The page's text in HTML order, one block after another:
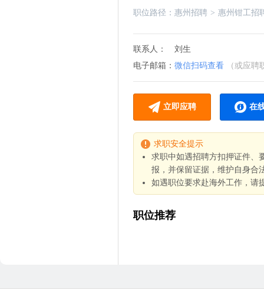
职位路径： 惠州招聘 > 惠州钳工招
联系人：
刘生
电子邮箱： 微信扫码查看 （或应聘
立即应聘 在
求职安全提示
求职中如遇招聘方扣押证件、
报，并保留证据，维护自身合
如遇职位要求赴海外工作，请
职位推荐